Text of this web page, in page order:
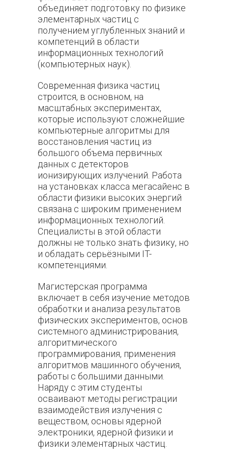
объединяет подготовку по физике
элементарных частиц с
получением углубленных знаний и
компетенций в области
информационных технологий
(компьютерных наук).
Современная физика частиц
строится, в основном, на
масштабных экспериментах,
которые используют сложнейшие
компьютерные алгоритмы для
восстановления частиц из
большого объема первичных
данных с детекторов
ионизирующих излучений. Работа
на установках класса мегасайенс в
области физики высоких энергий
связана с широким применением
информационных технологий.
Специалисты в этой области
должны не только знать физику, но
и обладать серьёзными IT-
компетенциями.
Магистерская программа
включает в себя изучение методов
обработки и анализа результатов
физических экспериментов, основ
системного администрирования,
алгоритмического
программирования, применения
алгоритмов машинного обучения,
работы с большими данными.
Наряду с этим студенты
осваивают методы регистрации
взаимодействия излучения с
веществом, основы ядерной
электроники, ядерной физики и
физики элементарных частиц.